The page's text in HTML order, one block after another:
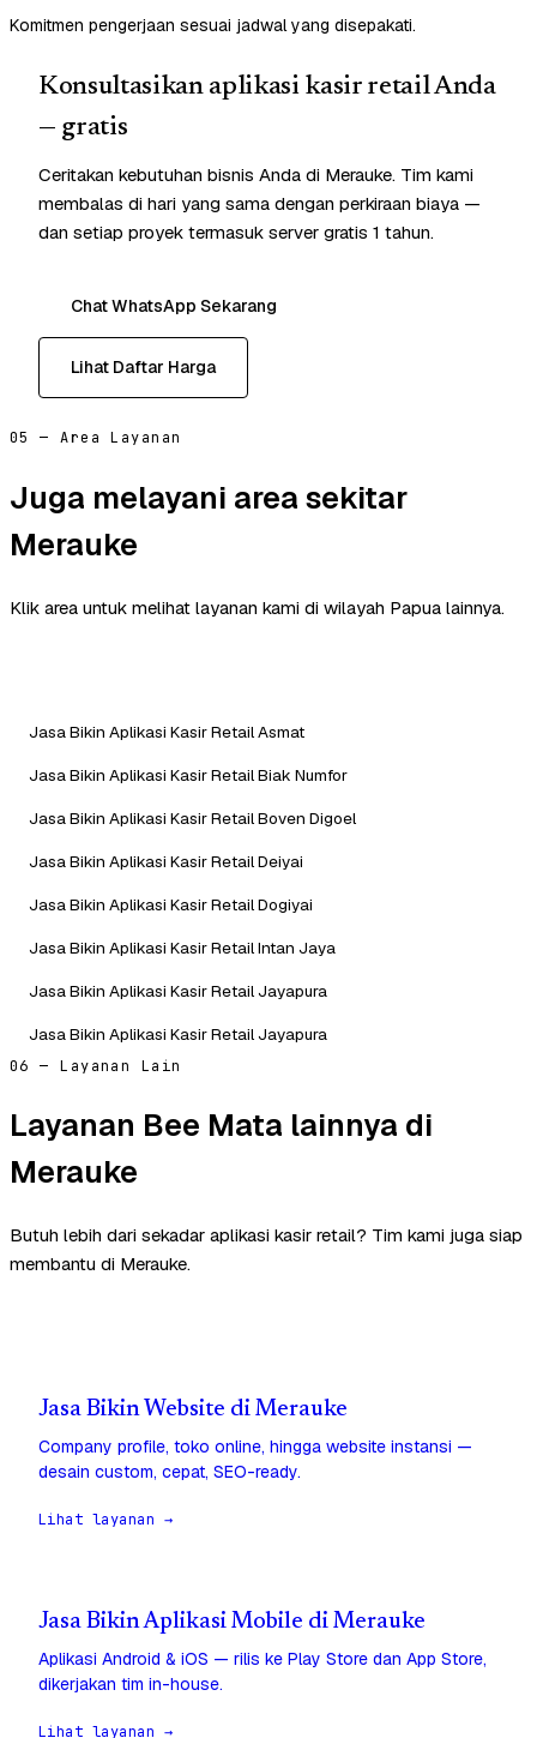
Komitmen pengerjaan sesuai jadwal yang disepakati.
Konsultasikan aplikasi kasir retail Anda
— gratis
Ceritakan kebutuhan bisnis Anda di Merauke. Tim kami
membalas di hari yang sama dengan perkiraan biaya —
dan setiap proyek termasuk server gratis 1 tahun.
Chat WhatsApp Sekarang
Lihat Daftar Harga
05 — Area Layanan
Juga melayani area sekitar
Merauke
Klik area untuk melihat layanan kami di wilayah Papua lainnya.
Jasa Bikin Aplikasi Kasir Retail Asmat
Jasa Bikin Aplikasi Kasir Retail Biak Numfor
Jasa Bikin Aplikasi Kasir Retail Boven Digoel
Jasa Bikin Aplikasi Kasir Retail Deiyai
Jasa Bikin Aplikasi Kasir Retail Dogiyai
Jasa Bikin Aplikasi Kasir Retail Intan Jaya
Jasa Bikin Aplikasi Kasir Retail Jayapura
Jasa Bikin Aplikasi Kasir Retail Jayapura
06 — Layanan Lain
Layanan Bee Mata lainnya di
Merauke
Butuh lebih dari sekadar aplikasi kasir retail? Tim kami juga siap
membantu di Merauke.
Jasa Bikin Website di Merauke
Company profile, toko online, hingga website instansi —
desain custom, cepat, SEO-ready.
Lihat layanan →
Jasa Bikin Aplikasi Mobile di Merauke
Aplikasi Android & iOS — rilis ke Play Store dan App Store,
dikerjakan tim in-house.
Lihat layanan →